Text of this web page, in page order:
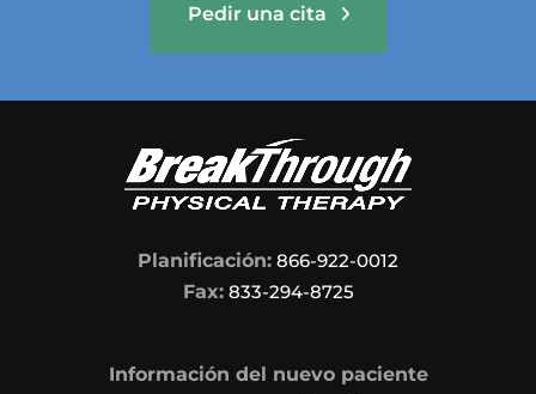
Pedir una cita
Planificación: 866-922-0012
Fax:833-294-8725
Información del nuevo paciente